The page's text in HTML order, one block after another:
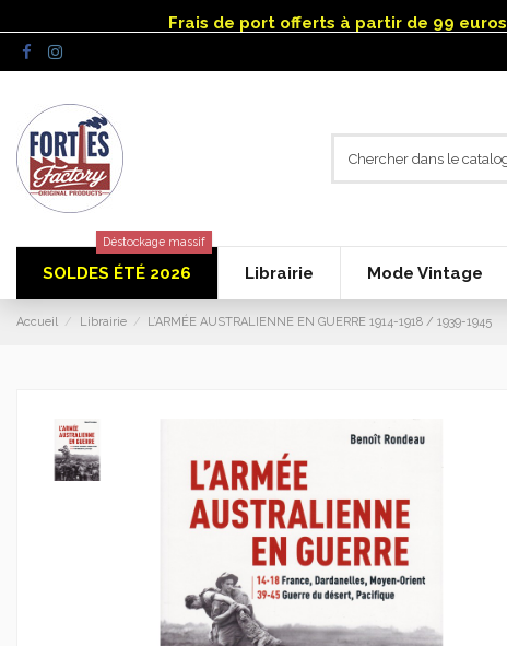
Frais de port offerts à partir de 99
SOLDES ÉTÉ 2026
Déstockage massif
Librairie Mode Vintage
Accueil Librairie L’ARMÉE AUSTRALIENNE EN GUERRE 1914-1918 / 1939-1945